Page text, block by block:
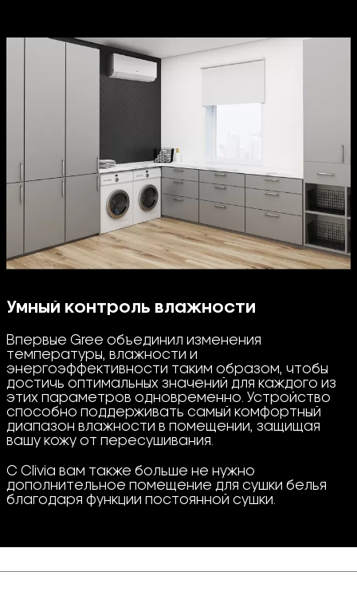
Умный контроль влажности
Впервые Gree объединил изменения
температуры, влажности и
энергоэффективности таким образом, чтобы
достичь оптимальных значений для каждого из
этих параметров одновременно. Устройство
способно поддерживать самый комфортный
диапазон влажности в помещении, защищая
вашу кожу от пересушивания.
С Clivia вам также больше не нужно
дополнительное помещение для сушки белья
благодаря функции постоянной сушки.